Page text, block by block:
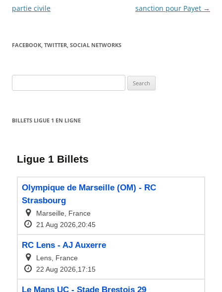
partie civile
sanction pour Payet →
FACEBOOK, TWITTER, SOCIAL NETWORKS
for:
BILLETS LIGUE 1 EN LIGNE